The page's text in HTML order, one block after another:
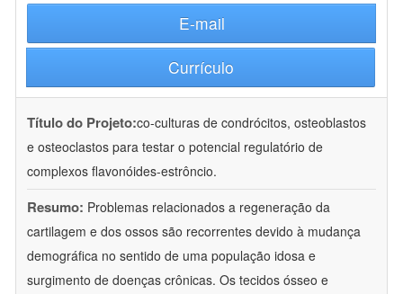
E-mail
Currículo
Título do Projeto:co-culturas de condrócitos, osteoblastos
e osteoclastos para testar o potencial regulatório de
complexos flavonóides-estrôncio.
Resumo: Problemas relacionados a regeneração da
cartilagem e dos ossos são recorrentes devido à mudança
demográfica no sentido de uma população idosa e
surgimento de doenças crônicas. Os tecidos ósseo e